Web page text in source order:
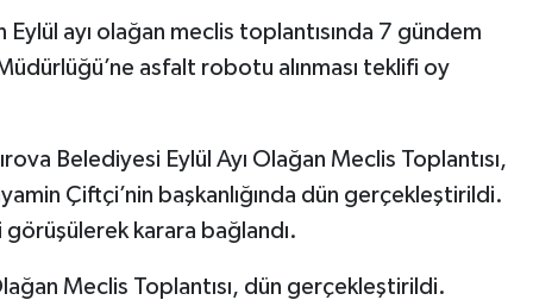
Eylül ayı olağan meclis toplantısında 7 gündem
asfalt robotu alınması teklifi oy
Belediyesi Eylül Ayı Olağan Meclis Toplantısı,
Çiftçi’nin başkanlığında dün gerçekleştirildi.
karara bağlandı.
Meclis Toplantısı, dün gerçekleştirildi.